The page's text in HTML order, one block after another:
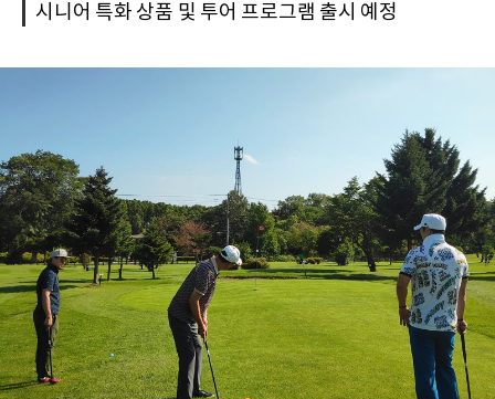
시니어 특화 상품 및 투어 프로그램 출시 예정